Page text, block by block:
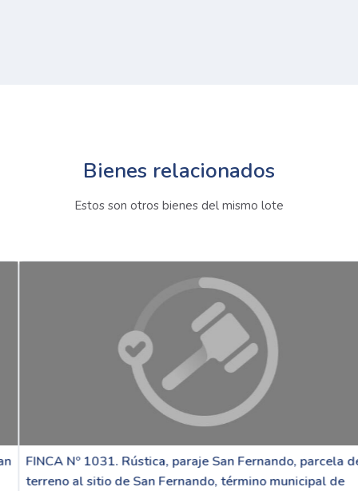
Bienes relacionados
Estos son otros bienes del mismo lote
FINCA Nº 1031. Rústica, paraje San Fernando, parcela de
terreno al sitio de San Fernando, término municipal de